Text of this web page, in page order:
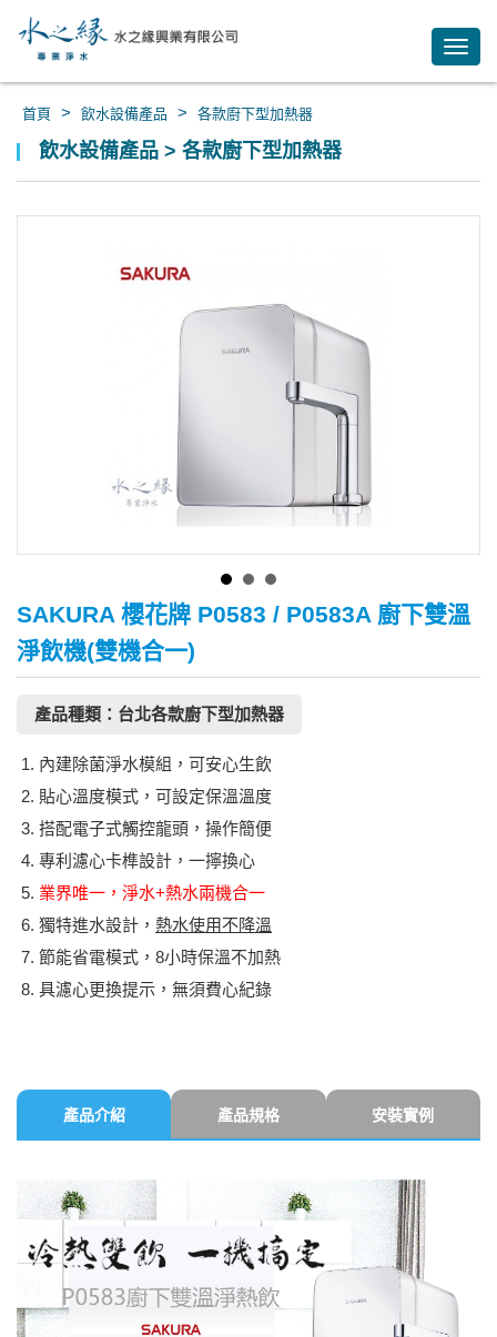
首頁 > 飲水設備產品 > 各款廚下型加熱器
飲水設備產品 > 各款廚下型加熱器
SAKURA 櫻花牌 P0583 / P0583A 廚下雙溫
淨飲機(雙機合一)
產品種類：台北各款廚下型加熱器
內建除菌淨水模組，可安心生飲
貼心溫度模式，可設定保溫溫度
搭配電子式觸控龍頭，操作簡便
專利濾心卡榫設計，一擰換心
業界唯一，淨水+熱水兩機合一
獨特進水設計， 熱水使用不降溫
節能省電模式，8小時保溫不加熱
具濾心更換提示，無須費心紀錄
產品介紹 產品規格 安裝實例